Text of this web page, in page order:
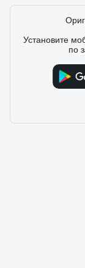
Установите
по